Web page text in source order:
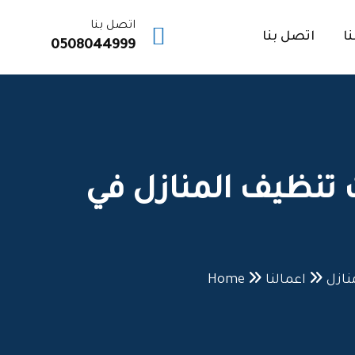
اتصل بنا
اتصل بنا
0508044999
تنظيف المنازل في
اعمالنا Home